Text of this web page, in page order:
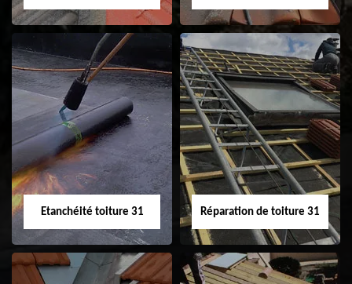
Peinture sur tuile
31
Nettoyage
demoussage de
toiture 31
Etanchéité toiture 31 Réparation de toiture 31